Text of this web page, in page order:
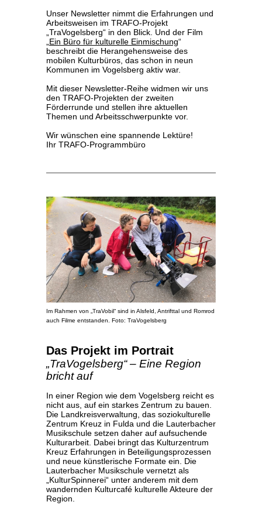
Unser Newsletter nimmt die Erfahrungen und
Arbeitsweisen im TRAFO-Projekt
„TraVogelsberg“ in den Blick. Und der Film
Ein Büro für kulturelle Einmischung“
beschreibt die Herangehensweise des
mobilen Kulturbüros, das schon in neun
Kommunen im Vogelsberg aktiv war.
Mit dieser Newsletter-Reihe widmen wir uns
den TRAFO-Projekten der zweiten
Förderrunde und stellen ihre aktuellen
Themen und Arbeitsschwerpunkte vor.
Wir wünschen eine spannende Lektüre!
Ihr TRAFO-Programmbüro
Im Rahmen von „TraVobil“ sind in Alsfeld, Antrifttal und Romrod
auch Filme entstanden. Foto: TraVogelsberg
Das Projekt im Portrait
„TraVogelsberg“ – Eine Region
bricht auf
In einer Region wie dem Vogelsberg reicht es
nicht aus, auf ein starkes Zentrum zu bauen.
Die Landkreisverwaltung, das soziokulturelle
Zentrum Kreuz in Fulda und die Lauterbacher
Musikschule setzen daher auf aufsuchende
Kulturarbeit. Dabei bringt das Kulturzentrum
Kreuz Erfahrungen in Beteiligungsprozessen
und neue künstlerische Formate ein. Die
Lauterbacher Musikschule vernetzt als
„KulturSpinnerei“ unter anderem mit dem
wandernden Kulturcafé kulturelle Akteure der
Region.